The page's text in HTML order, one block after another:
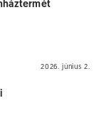
2026. június 2.